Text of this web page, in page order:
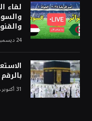
لقاء
24 ديسمبر، 2025
31 أكتوبر، 2025